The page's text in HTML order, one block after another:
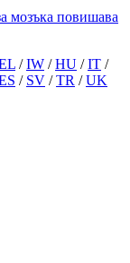
мозъка повишава
/IW /HU /IT /
/ SV /TR /UK